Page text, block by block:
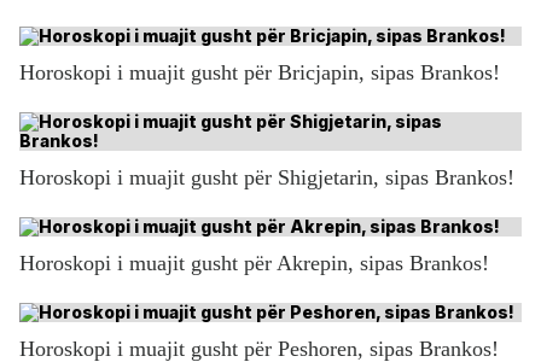
Horoskopi i muajit gusht për Bricjapin, sipas Brankos!
Horoskopi i muajit gusht për Shigjetarin, sipas Brankos!
Horoskopi i muajit gusht për Akrepin, sipas Brankos!
Horoskopi i muajit gusht për Peshoren, sipas Brankos!